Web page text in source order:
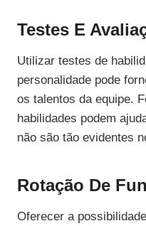
Testes E
Utilizar testes de
personalidade pode
os talentos da equipe.
habilidades podem
não são tão evidentes
Rotação De
Oferecer a